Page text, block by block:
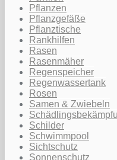
Pflanzen
Pflanzgefäße
Pflanztische
Rankhilfen
Rasen
Rasenmäher
Regenspeicher
Regenwassertank
Rosen
Samen & Zwiebeln
Schilder
Schwimmpool
Sichtschutz
Sonnenschutz